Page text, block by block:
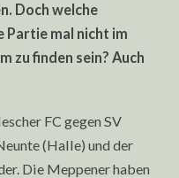
Doch welche
Partie mal nicht im
zu finden sein? Auch
FC gegen SV
(Halle) und der
Die Meppener haben